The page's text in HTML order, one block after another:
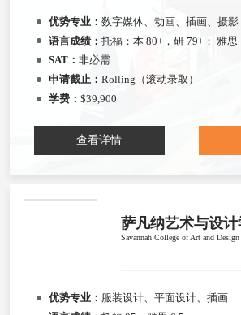
优势专业： 数字媒体、动画、插画、摄影
语言成绩： 托福：本 80+，研 79+； 雅思
SAT： 非必需
申请截止： Rolling（滚动录取）
学费： $39,900
查看详情
萨凡纳艺术与设
Savannah College of Art and Design
优势专业： 服装设计、平面设计、插画